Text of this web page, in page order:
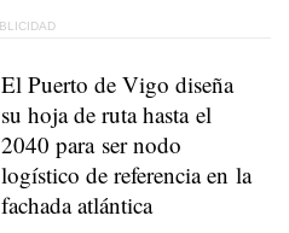
El Puerto de Vigo diseña
su hoja de ruta hasta el
2040 para ser nodo
logístico de referencia en la
fachada atlántica